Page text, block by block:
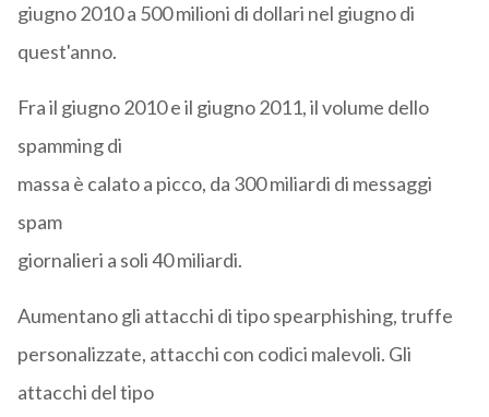
giugno 2010 a 500 milioni di dollari nel giugno di
quest'anno.
Fra il giugno 2010 e il giugno 2011, il volume dello
spamming di
massa è calato a picco, da 300 miliardi di messaggi
spam
giornalieri a soli 40 miliardi.
Aumentano gli attacchi di tipo spearphishing, truffe
personalizzate, attacchi con codici malevoli. Gli
attacchi del tipo